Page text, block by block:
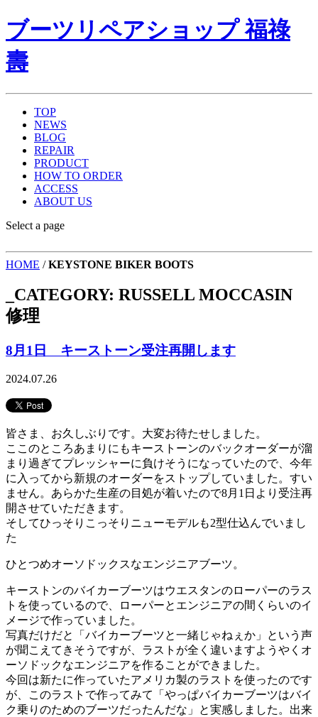
ブーツリペアショップ 福祿
壽
TOP
NEWS
BLOG
REPAIR
PRODUCT
HOW TO ORDER
ACCESS
ABOUT US
Select a page
HOME /KEYSTONE BIKER BOOTS
_CATEGORY: RUSSELL MOCCASIN
修理
8月1日 キーストーン受注再開します
2024.07.26
皆さま、お久しぶりです。大変お待たせしました。
ここのところあまりにもキーストーンのバックオーダーが溜
まり過ぎてプレッシャーに負けそうになっていたので、今年
に入ってから新規のオーダーをストップしていました。すい
ません。あらかた生産の目処が着いたので8月1日より受注再
開させていただきます。
そしてひっそりこっそりニューモデルも2型仕込んでいまし
た
ひとつめオーソドックスなエンジニアブーツ。
キーストンのバイカーブーツはウエスタンのローパーのラス
トを使っているので、ローパーとエンジニアの間くらいのイ
メージで作っていました。
写真だけだと「バイカーブーツと一緒じゃねぇか」という声
が聞こえてきそうですが、ラストが全く違いますようやくオ
ーソドックなエンジニアを作ることができました。
今回は新たに作っていたアメリカ製のラストを使ったのです
が、このラストで作ってみて「やっぱバイカーブーツはバイ
ク乗りのためのブーツだったんだな」と実感しました。出来